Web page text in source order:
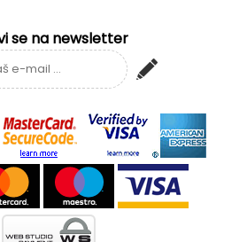
se na newsletter